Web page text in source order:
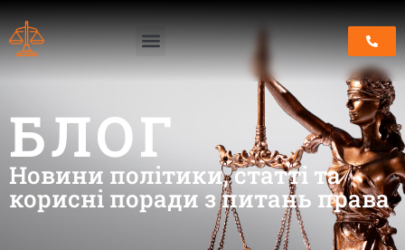
БЛОГ
Новини політики, статті та
корисні поради з питань права